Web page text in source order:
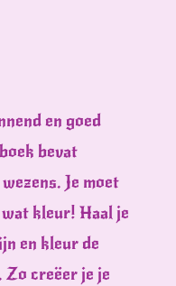
en goed
bevat
Je moet
kleur! Haal je
en kleur de
Zo creëer je je